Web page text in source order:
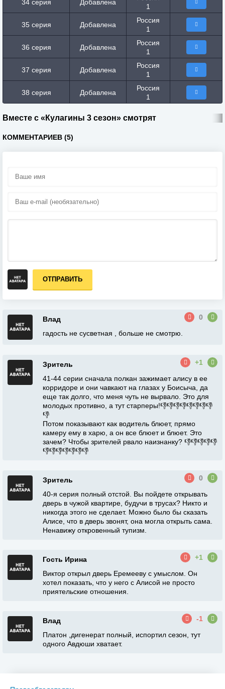
34 серия Добавлена
1
35 серия Добавлена
Россия
1
36 серия Добавлена
Россия
1
37 серия Добавлена
Россия
1
38 серия Добавлена
Россия
1
Вместе с «Кулагины 3 сезон» смотрят
КОММЕНТАРИЕВ (5)
ОТПРАВИТЬ
Влад
0
гадость не сусветная , больше не смотрю.
Зритель
+1
41-44 серии сначала полкан зажимает алису в ее
корридоре и они чавкают на глазах у Боисыча, да
еще так долго, что меня чуть не вырвало. Это для
молодых противно, а тут старперы!👎👎👎👎👎👎👎👎
👎
Потом показывают как водитель блюет, прямо
камеру ему в харю, а он все блюет и блюет. Это
зачем? Чтобы зрителей рвало наизнанку? 👎👎👎👎👎
👎👎👎👎👎👎👎
Зритель
0
40-я серия полный отстой. Вы пойдете открывать
дверь в чужой квартире, будучи в трусах? Никто и
никогда этого не сделает. Можно было бы сказать
Алисе, что в дверь звонят, она могла открыть сама.
Ненавижу откровенный тупизм.
Гость Ирина
+1
Виктор открыл дверь Еремееву с умыслом. Он
хотел показать, что у него с Алисой не просто
приятельские отношения.
Влад
-1
Платон ,дигенерат полный, испортил сезон, тут
одного Авдюши хватает.